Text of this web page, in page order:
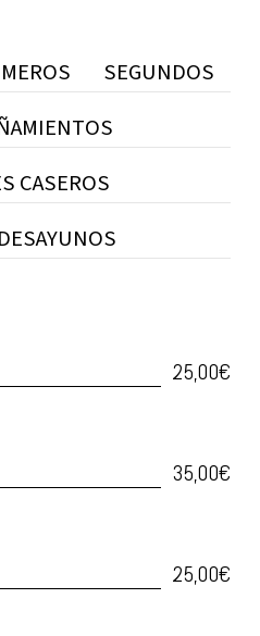
SEGUNDOS
CASEROS
25,00€
35,00€
25,00€